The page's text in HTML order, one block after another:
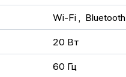
Wi-Fi , Bluetooth
20 Вт
60 Гц